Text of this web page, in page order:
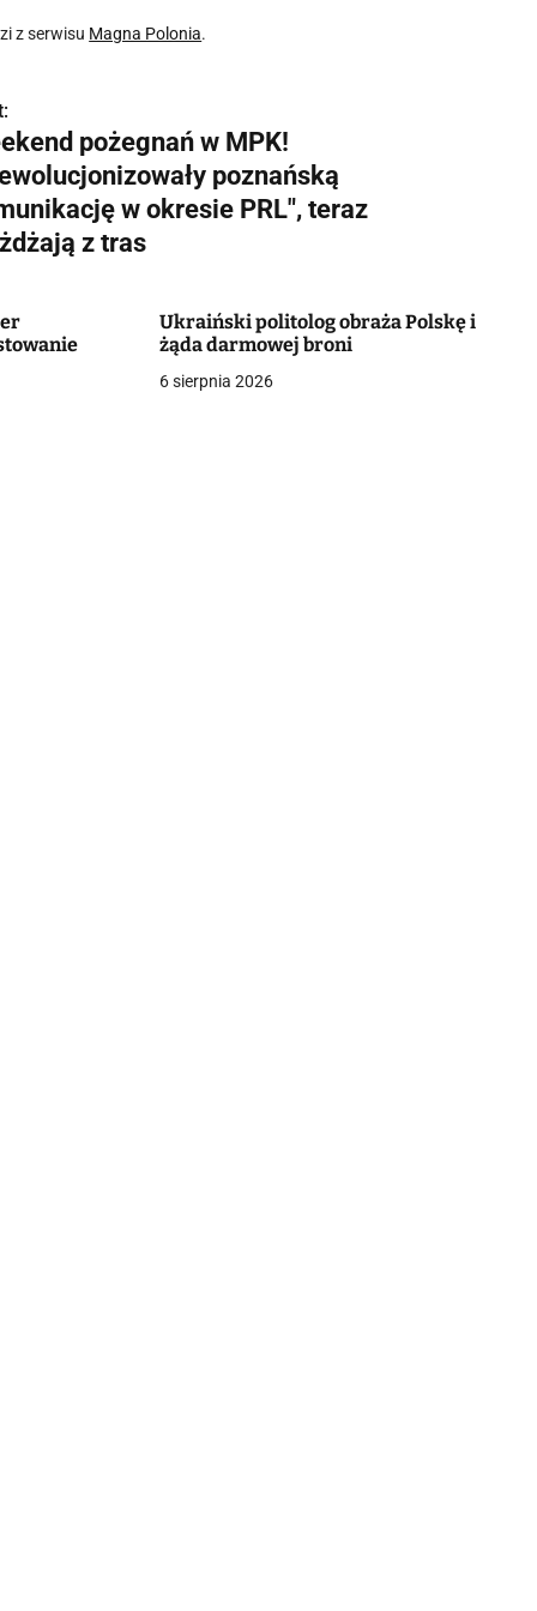
z serwisu Magna Polonia.
pożegnań w MPK!
poznańską
w okresie PRL", teraz
z tras
Ukraiński politolog obraża Polskę i
żąda darmowej broni
6 sierpnia 2026